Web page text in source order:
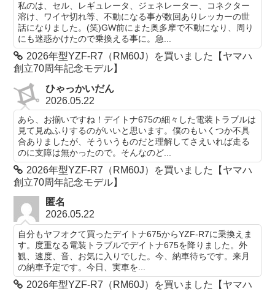
私のは、セル、レギュレータ、ジェネレーター、コネクター
溶け、ワイヤ切れ等、不動になる事が数回ありレッカーの世
話になりました。(笑)GW前にまた奥多摩で不動になり、周り
にも迷惑かけたので乗換える事に。急...
2026年型YZF-R7（RM60J）を買いました【ヤマハ
創立70周年記念モデル】
ひゃっかいだん
2026.05.22
あら、お揃いですね！デイトナ675の細々した電装トラブルは
見て見ぬふりするのがいいと思います。僕のもいくつか不具
合ありましたが、そういうものだと理解してさえいれば走る
のに支障は無かったので。そんなのど...
2026年型YZF-R7（RM60J）を買いました【ヤマハ
創立70周年記念モデル】
匿名
2026.05.22
自分もヤフオクて買ったデイトナ675からYZF-R7に乗換えま
す。度重なる電装トラブルでデイトナ675を降りました。外
観、速度、音、お気に入りでした。今、納車待ちです。来月
の納車予定です。今日、実車を...
2026年型YZF-R7（RM60J）を買いました【ヤマハ